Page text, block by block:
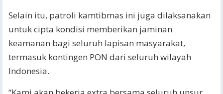
Selain itu, patroli kamtibmas ini juga dilaksanakan
untuk cipta kondisi memberikan jaminan
keamanan bagi seluruh lapisan masyarakat,
termasuk kontingen PON dari seluruh wilayah
Indonesia.